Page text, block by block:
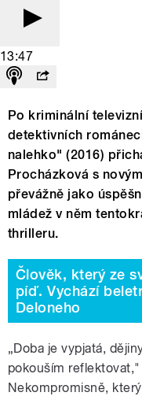
13:47
Po kriminální
detektivních
nalehko" (2016)
Procházková s
převážně jako
mládež v něm
thrilleru.
Člověk, který ze
píď. Vychází
Deloneho
„Doba je vypjatá,
pokouším
Nekompromisně,